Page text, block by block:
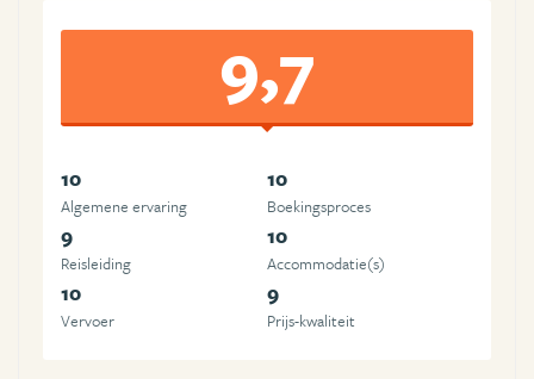
9,7
10
Algemene ervaring
10
Boekingsproces
9
Reisleiding
10
Accommodatie(s)
10
Vervoer
9
Prijs-kwaliteit